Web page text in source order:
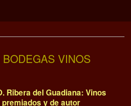
VINOS
Ribera del Guadiana: Vinos
y de autor